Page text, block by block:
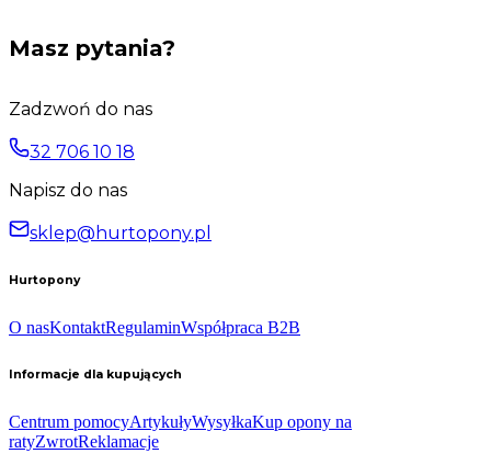
Masz pytania?
Zadzwoń do nas
32 706 10 18
Napisz do nas
sklep@hurtopony.pl
Hurtopony
O nasKontaktRegulaminWspółpraca B2B
Informacje dla kupujących
Centrum pomocyArtykułyWysyłkaKup opony na
ratyZwrotReklamacje